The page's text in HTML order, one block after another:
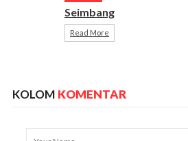
Seimbang
Read More
KOLOM KOMENTAR